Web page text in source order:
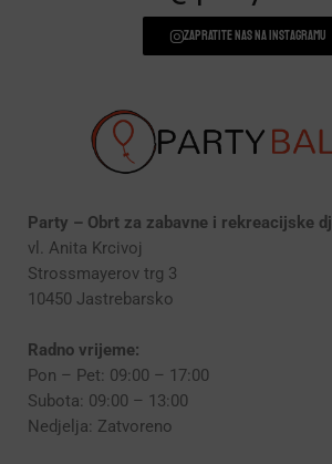
Zapratite nas na instagramu
Party – Obrt za zabavne i rekreacijske
vl. Anita Krcivoj
Strossmayerov trg 3
10450 Jastrebarsko
Radno vrijeme:
Pon – Pet: 09:00 – 17:00
Subota: 09:00 – 13:00
Nedjelja: Zatvoreno